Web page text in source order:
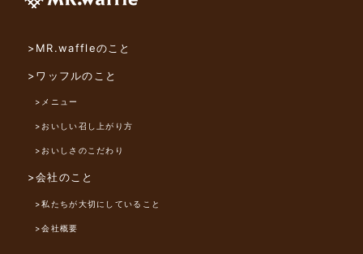
>MR.waffleのこと
>ワッフルのこと
>メニュー
>おいしい召し上がり方
>おいしさのこだわり
>会社のこと
>私たちが大切にしていること
>会社概要